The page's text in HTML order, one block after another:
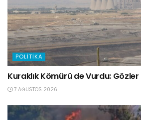
POLITIKA
Kuraklık Kömürü de Vurdu:
7 AĞUSTOS 2026